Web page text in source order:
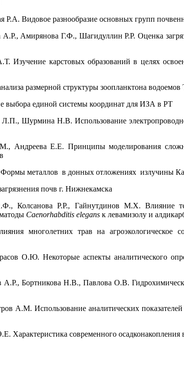
Р.А. Видовое разнообразие основных групп
Амирянова Г.Ф., Шагидуллин Р.Р. Оценка
карстовых образований в целях
размерной структуры зоопланктона водоемов
выбора единой системы координат для ИЗА в РТ
Шурмина Н.В. Использование
Андреева Е.Е. Принципы моделирования
металлов в донных отложениях излучины
почв г. Нижнекамска
Колсанова Р.Р., Гайнутдинов М.Х. Влияние
Caenorhabditis elegans к левамизолу и
многолетних трав на агроэкологическое
О.Ю. Некоторые аспекты аналитического
Бортникова Н.В., Павлова О.В.
А.М. Использование аналитических
современного осадконакопления